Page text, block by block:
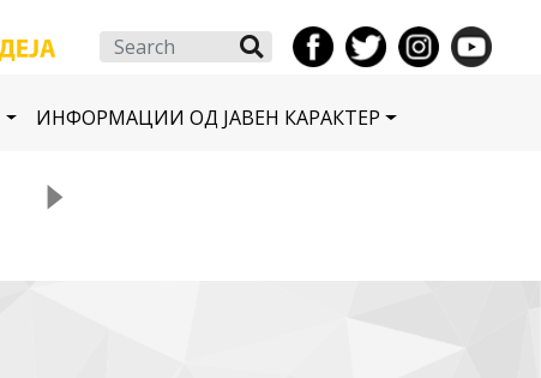
Search
ИНФОРМАЦИИ ОД ЈАВЕН КАРАКТЕР